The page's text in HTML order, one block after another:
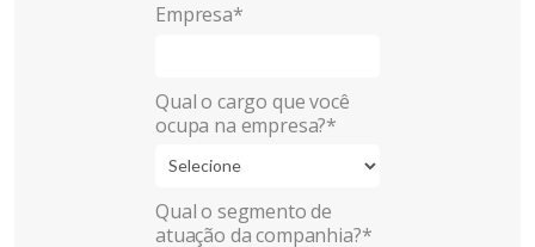
Empresa*
Qual o cargo que você
ocupa na empresa?*
Qual o segmento de
atuação da companhia?*